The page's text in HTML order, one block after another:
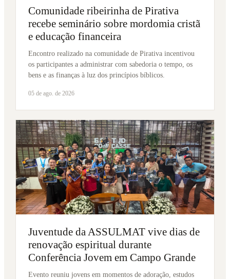
Comunidade ribeirinha de Pirativa
recebe seminário sobre mordomia cristã
e educação financeira
Encontro realizado na comunidade de Pirativa incentivou
os participantes a administrar com sabedoria o tempo, os
bens e as finanças à luz dos princípios bíblicos.
05 de ago. de 2026
Juventude da ASSULMAT vive dias de
renovação espiritual durante
Conferência Jovem em Campo Grande
Evento reuniu jovens em momentos de adoração, estudos